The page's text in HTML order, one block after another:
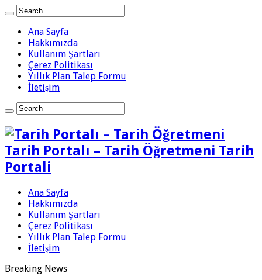
Ana Sayfa
Hakkımızda
Kullanım Şartları
Çerez Politikası
Yıllık Plan Talep Formu
İletişim
Tarih Portalı – Tarih Öğretmeni Tarih
Portali
Ana Sayfa
Hakkımızda
Kullanım Şartları
Çerez Politikası
Yıllık Plan Talep Formu
İletişim
Breaking News